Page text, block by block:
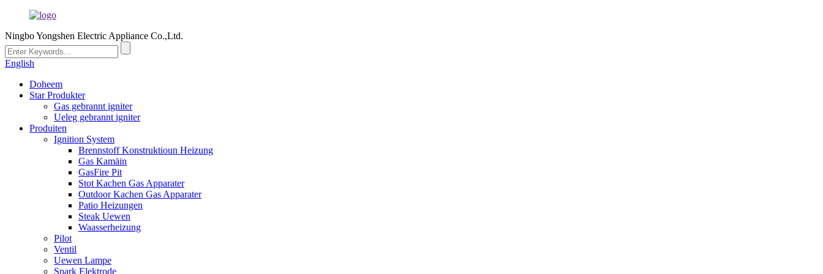
Ningbo Yongshen Electric Appliance Co.,Ltd.
English
Doheem
Star Produkter
Gas gebrannt igniter
Ueleg gebrannt igniter
Produiten
Ignition System
Brennstoff Konstruktioun Heizung
Gas Kamäin
GasFire Pit
Stot Kachen Gas Apparater
Outdoor Kachen Gas Apparater
Patio Heizungen
Steak Uewen
Waasserheizung
Pilot
Ventil
Uewen Lampe
Spark Elektrode